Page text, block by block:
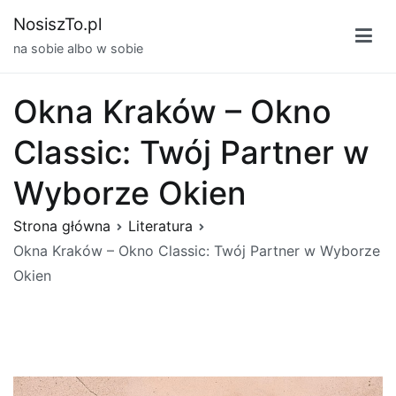
do
treści
NosiszTo.pl
na sobie albo w sobie
Okna Kraków – Okno
Classic: Twój Partner w
Wyborze Okien
Strona główna
Literatura
Okna Kraków – Okno Classic: Twój Partner w Wyborze
Okien